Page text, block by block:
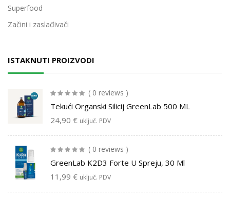
Superfood
Začini i zaslađivači
ISTAKNUTI PROIZVODI
( 0 reviews )
Tekući Organski Silicij GreenLab 500 ML
24,90 € uključ. PDV
( 0 reviews )
GreenLab K2D3 Forte U Spreju, 30 Ml
11,99 € uključ. PDV